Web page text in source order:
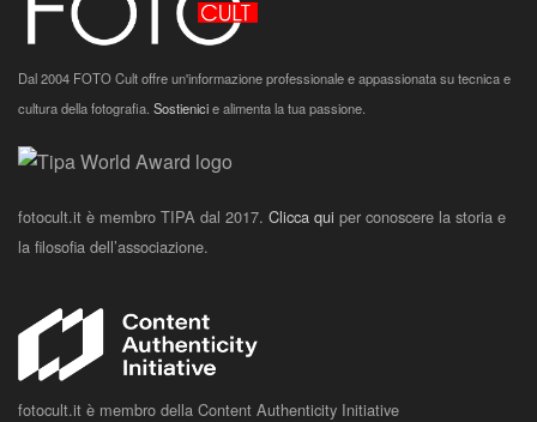
Dal 2004 FOTO Cult offre un'informazione professionale e appassionata su tecnica e
cultura della fotografia. Sostienicie alimenta la tua passione.
fotocult.it è membro TIPA dal 2017. Clicca qui per conoscere la storia e
la filosofia dell’associazione.
fotocult.it è membro della Content Authenticity Initiative